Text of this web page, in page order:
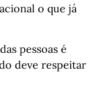
o que já
pessoas é
deve respeitar